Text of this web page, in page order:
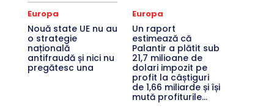
Europa
Nouă state UE nu au
o strategie
națională
antifraudă și nici nu
pregătesc una
Europa
Un raport
estimează că
Palantir a plătit sub
21,7 milioane de
dolari impozit pe
profit la câștiguri
de 1,66 miliarde și își
mută profiturile...